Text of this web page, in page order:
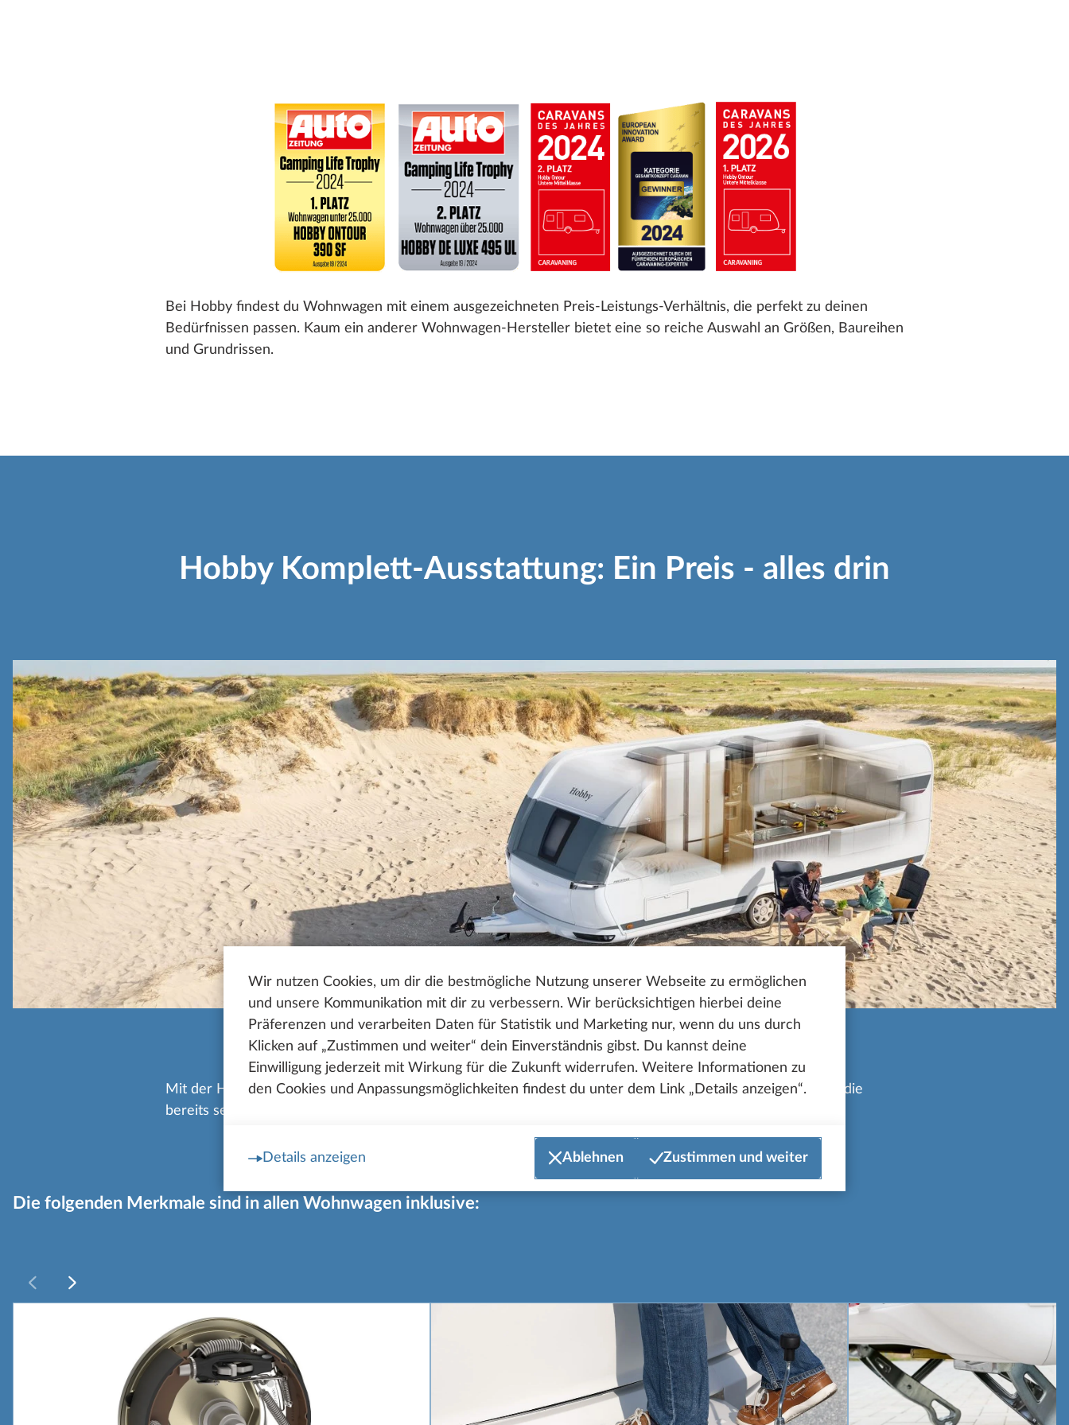
Wir nutzen Cookies, um dir die bestmögliche Nutzung unserer Webseite zu ermöglichen
und unsere Kommunikation mit dir zu verbessern. Wir berücksichtigen hierbei deine
Präferenzen und verarbeiten Daten für Statistik und Marketing nur, wenn du uns durch
Klicken auf „Zustimmen und weiter“ dein Einverständnis gibst. Du kannst deine
Einwilligung jederzeit mit Wirkung für die Zukunft widerrufen. Weitere Informationen zu
den Cookies und Anpassungsmöglichkeiten findest du unter dem Link „Details anzeigen“.
Details anzeigen Ablehnen Zustimmen und weiter
Bei Hobby findest du Wohnwagen mit einem ausgezeichneten Preis-Leistungs-Verhältnis, die perfekt zu deinen
Bedürfnissen passen. Kaum ein anderer Wohnwagen-Hersteller bietet eine so reiche Auswahl an Größen, Baureihen
und Grundrissen.
Hobby Komplett-Ausstattung: Ein Preis - alles drin
Mit der Hobby Komplett-Ausstattung profitierst du von zahlreichen durchdachten Ausstattungsmerkmalen, die
bereits serienmäßig ab Werk enthalten sind – für noch mehr Komfort auf jeder Reise.
Die folgenden Merkmale sind in allen Wohnwagen inklusive: